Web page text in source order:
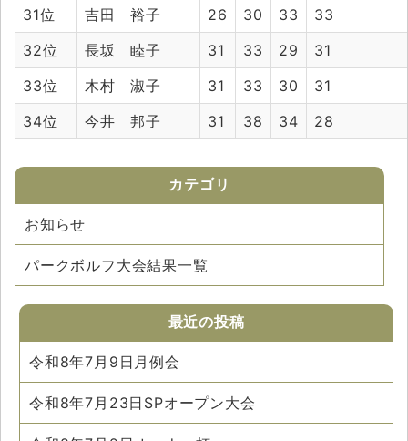
31位 吉田 裕子 26 30 33
33
32位
長坂 睦子 31 33 29
31
33位
木村 淑子 31 33 30
31
34位
今井 邦子 31 38 34 28
カテゴリ
お知らせ
パークボルフ大会結果一覧
最近の投稿
令和8年7月9日月例会
令和8年7月23日SPオープン大会